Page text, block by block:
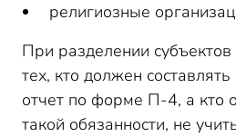
религиозные
При разделении субъектов
тех, кто должен составлять
отчет по форме П-4, а кто
такой обязанности, не